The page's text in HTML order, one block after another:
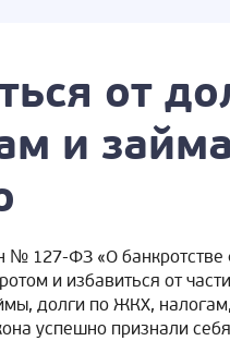
от
и
127-ФЗ «О банкротстве
и избавиться от
долги по ЖКХ,
успешно признали